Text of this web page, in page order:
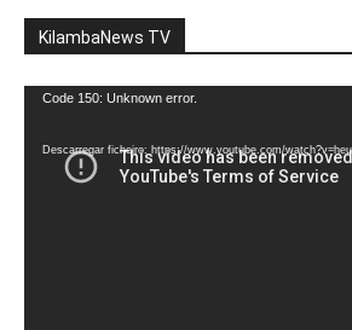
KilambaNews TV
Reprodutor
vídeo
Code 150: Unknown error.
Descarregar ficheiro: https://www.youtube.com/